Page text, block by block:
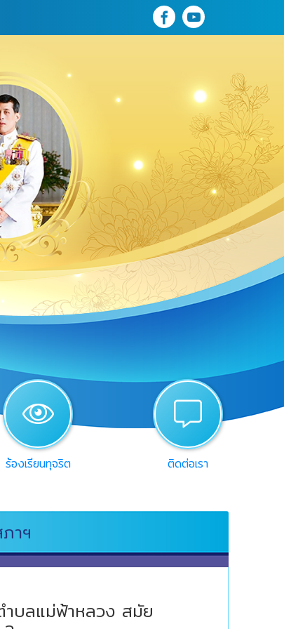
fb yt
view
ร้องเรียนทุจริต
chat
ติดต่อเรา
าฯ
ำบลแม่ฟ้าหลวง สมัย